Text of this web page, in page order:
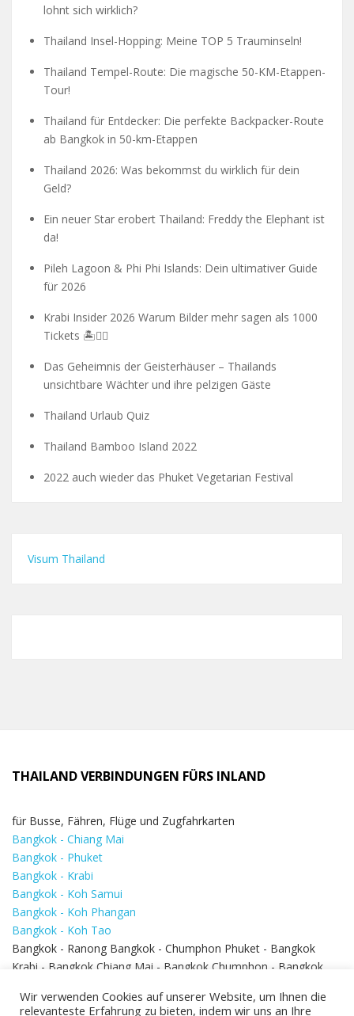
lohnt sich wirklich?
Thailand Insel-Hopping: Meine TOP 5 Trauminseln!
Thailand Tempel-Route: Die magische 50-KM-Etappen-
Tour!
Thailand für Entdecker: Die perfekte Backpacker-Route
ab Bangkok in 50-km-Etappen
Thailand 2026: Was bekommst du wirklich für dein
Geld?
Ein neuer Star erobert Thailand: Freddy the Elephant ist
da!
Pileh Lagoon & Phi Phi Islands: Dein ultimativer Guide
für 2026
Krabi Insider 2026 Warum Bilder mehr sagen als 1000
Tickets 🏝️🧗‍♂️
Das Geheimnis der Geisterhäuser – Thailands
unsichtbare Wächter und ihre pelzigen Gäste
Thailand Urlaub Quiz
Thailand Bamboo Island 2022
2022 auch wieder das Phuket Vegetarian Festival
Visum Thailand
THAILAND VERBINDUNGEN FÜRS INLAND
für Busse, Fähren, Flüge und Zugfahrkarten
Bangkok - Chiang Mai
Bangkok - Phuket
Bangkok - Krabi
Bangkok - Koh Samui
Bangkok - Koh Phangan
Bangkok - Koh Tao
Bangkok - Ranong Bangkok - Chumphon Phuket - Bangkok
Krabi - Bangkok Chiang Mai - Bangkok Chumphon - Bangkok
Bangkok - Hua Hin
Wir verwenden Cookies auf unserer Website, um Ihnen die
relevanteste Erfahrung zu bieten, indem wir uns an Ihre